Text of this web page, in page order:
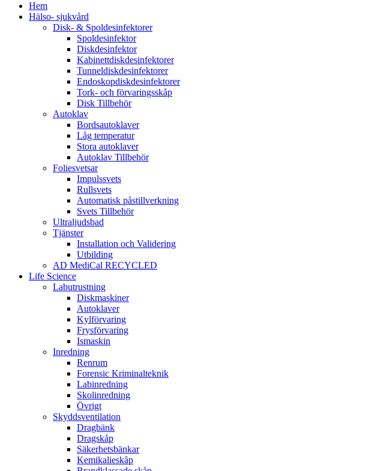
Hem
Hälso- sjukvård
Disk- & Spoldesinfektorer
Spoldesinfektor
Diskdesinfektor
Kabinettdiskdesinfektorer
Tunneldiskdesinfektorer
Endoskopdiskdesinfektorer
Tork- och förvaringsskåp
Disk Tillbehör
Autoklav
Bordsautoklaver
Låg temperatur
Stora autoklaver
Autoklav Tillbehör
Foliesvetsar
Impulssvets
Rullsvets
Automatisk påstillverkning
Svets Tillbehör
Ultraljudsbad
Tjänster
Installation och Validering
Utbilding
AD MediCal RECYCLED
Life Science
Labutrustning
Diskmaskiner
Autoklaver
Kylförvaring
Frysförvaring
Ismaskin
Inredning
Renrum
Forensic Kriminalteknik
Labinredning
Skolinredning
Övrigt
Skyddsventilation
Dragbänk
Dragskåp
Säkerhetsbänkar
Kemikalieskåp